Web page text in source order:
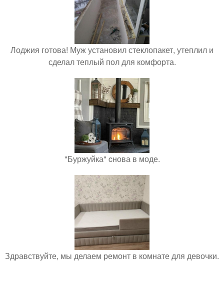
Лоджия готова! Муж установил стеклопакет, утеплил и
сделал теплый пол для комфорта.
"Буржуйка" cнова в моде.
Здравствуйте, мы делаем ремонт в комнате для девочки.